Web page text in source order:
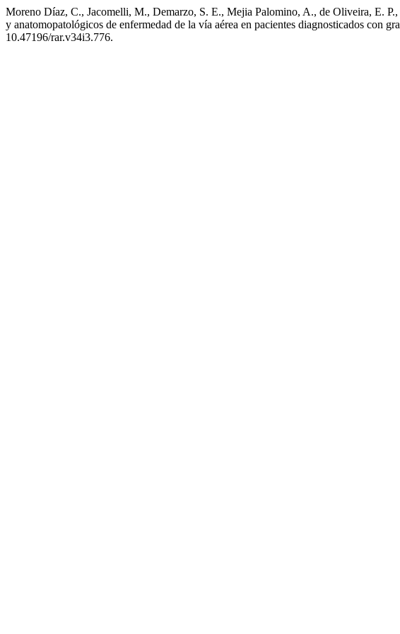
Moreno Díaz, C., Jacomelli, M., Demarzo, S. E., Mejia Palomino, A., de Oliveira, E.
y anatomopatológicos de enfermedad de la vía aérea en pacientes diagnosticados con
10.47196/rar.v34i3.776.